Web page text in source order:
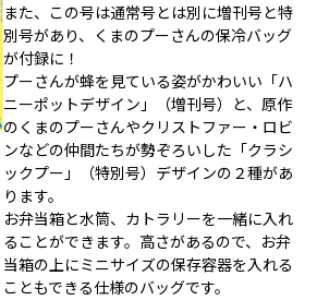
また、この号は通常号とは別に増刊号と特
別号があり、くまのプーさんの保冷バッグ
が付録に！
プーさんが蜂を見ている姿がかわいい「ハ
ニーポットデザイン」（増刊号）と、原作
のくまのプーさんやクリストファー・ロビ
ンなどの仲間たちが勢ぞろいした「クラシ
ックプー」（特別号）デザインの２種があ
ります。
お弁当箱と水筒、カトラリーを一緒に入れ
ることができます。高さがあるので、お弁
当箱の上にミニサイズの保存容器を入れる
こともできる仕様のバッグです。